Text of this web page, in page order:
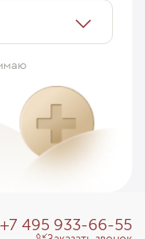
+7 495 933-66-55